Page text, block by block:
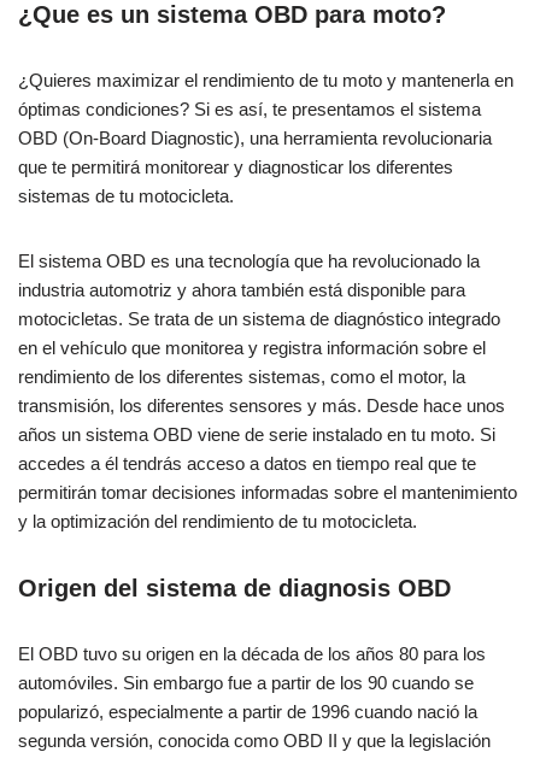
¿Que es un sistema OBD para moto?
¿Quieres maximizar el rendimiento de tu moto y mantenerla en
óptimas condiciones? Si es así, te presentamos el sistema
OBD (On-Board Diagnostic), una herramienta revolucionaria
que te permitirá monitorear y diagnosticar los diferentes
sistemas de tu motocicleta.
El sistema OBD es una tecnología que ha revolucionado la
industria automotriz y ahora también está disponible para
motocicletas. Se trata de un sistema de diagnóstico integrado
en el vehículo que monitorea y registra información sobre el
rendimiento de los diferentes sistemas, como el motor, la
transmisión, los diferentes sensores y más. Desde hace unos
años un sistema OBD viene de serie instalado en tu moto. Si
accedes a él tendrás acceso a datos en tiempo real que te
permitirán tomar decisiones informadas sobre el mantenimiento
y la optimización del rendimiento de tu motocicleta.
Origen del sistema de diagnosis OBD
El OBD tuvo su origen en la década de los años 80 para los
automóviles. Sin embargo fue a partir de los 90 cuando se
popularizó, especialmente a partir de 1996 cuando nació la
segunda versión, conocida como OBD II y que la legislación